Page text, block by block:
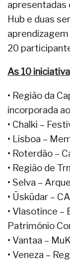
apresentadas
Hub e duas
20
As 10
• Região da
incorporada
• Chalki –
• Lisboa –
• Roterdão –
• Região de
• Selva –
• Üsküdar –
• Vlasotince –
Património
• Vantaa –
• Veneza –